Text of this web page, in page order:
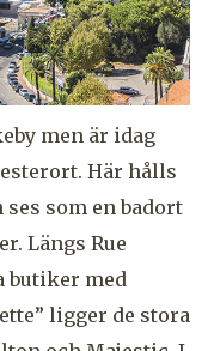
men är idag
Här hålls
som en badort
Längs Rue
butiker med
ligger de stora